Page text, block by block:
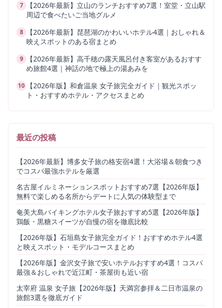
7
【2026年最新】立山のランチおすすめ7選！室堂・立山駅
周辺で食べたいご当地グルメ
8
【2026年最新】琵琶湖のかわいいホテル4選｜おしゃれ＆
映えスポットのある宿まとめ
9
【2026年最新】高千穂の露天風呂付き客室があるおすす
め旅館4選｜神話の地で極上の湯あみを
10
【2026年版】和倉温泉 女子旅完全ガイド｜観光スポッ
ト・おすすめホテル・アクセスまとめ
最近の投稿
【2026年最新】博多女子旅の格安宿4選！大浴場＆朝食つき
でコスパ最強ホテルを厳選
名古屋イルミネーションスポットおすすめ7選【2026年版】
無料で楽しめる名所からデートに人気の体験型まで
奄美大島バイキングホテル女子旅おすすめ5選【2026年版】
鶏飯・黒糖スイーツが自慢の宿を徹底比較
【2026年版】石垣島女子旅完全ガイド！おすすめホテル4選
と映えスポット・モデルコースまとめ
【2026年版】金沢女子旅で安いホテルおすすめ4選！コスパ
最強＆おしゃれで近江町・茶屋街も近い宿
太宰府 温泉 女子旅【2026年版】天満宮参拝＆二日市温泉の
旅館3選を徹底ガイド